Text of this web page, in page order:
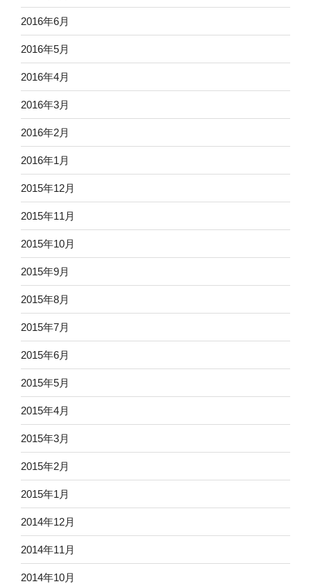
2016年6月
2016年5月
2016年4月
2016年3月
2016年2月
2016年1月
2015年12月
2015年11月
2015年10月
2015年9月
2015年8月
2015年7月
2015年6月
2015年5月
2015年4月
2015年3月
2015年2月
2015年1月
2014年12月
2014年11月
2014年10月